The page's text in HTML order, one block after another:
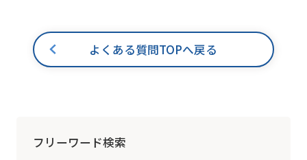
よくある質問TOPへ戻る
フリーワード検索